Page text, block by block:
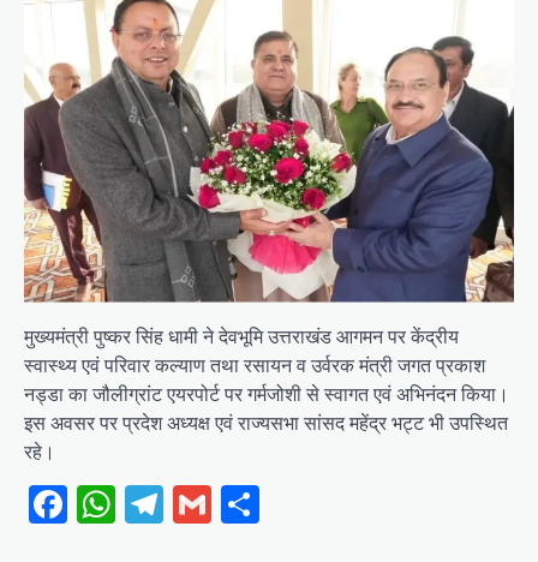
मुख्यमंत्री पुष्कर सिंह धामी ने देवभूमि उत्तराखंड आगमन पर केंद्रीय
स्वास्थ्य एवं परिवार कल्याण तथा रसायन व उर्वरक मंत्री जगत प्रकाश
नड्डा का जौलीग्रांट एयरपोर्ट पर गर्मजोशी से स्वागत एवं अभिनंदन किया।
इस अवसर पर प्रदेश अध्यक्ष एवं राज्यसभा सांसद महेंद्र भट्ट भी उपस्थित
रहे।
Facebook
WhatsApp
Telegram
Gmail